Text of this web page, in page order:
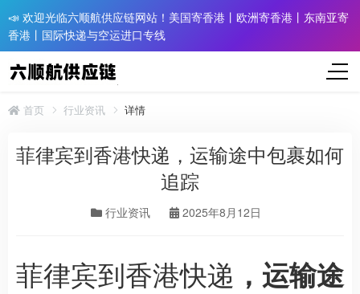
📣 欢迎光临六顺航供应链网站！美国寄香港丨欧洲寄香港丨东南亚寄
香港丨国际快递与空运进口专线
首页 行业资讯 详情
菲律宾到香港快递，运输途中包裹如何
追踪
行业资讯 2025年8月12日
菲律宾到香港快递 ，运输途